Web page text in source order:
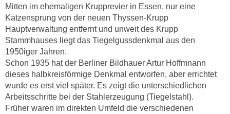
Mitten im ehemaligen Krupprevier in Essen, nur eine
Katzensprung von der neuen Thyssen-Krupp
Hauptverwaltung entfernt und unweit des Krupp
Stammhauses liegt das Tiegelgussdenkmal aus den
1950iger Jahren.
Schon 1935 hat der Berliner Bildhauer Artur Hoffmnann
dieses halbkreisförmige Denkmal entworfen, aber errichtet
wurde es erst viel später. Es zeigt die unterschiedlichen
Arbeitsschritte bei der Stahlerzeugung (Tiegelstahl).
Früher waren im direkten Umfeld die verschiedenen